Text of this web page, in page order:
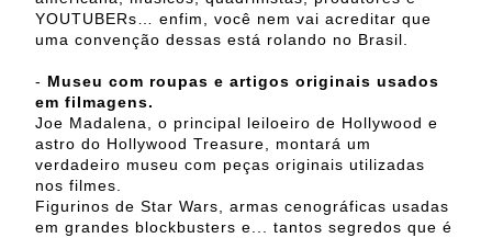
YOUTUBERs… enfim, você nem vai acreditar que
uma convenção dessas está rolando no Brasil.
- Museu com roupas e artigos originais usados
em filmagens.
Joe Madalena, o principal leiloeiro de Hollywood e
astro do Hollywood Treasure, montará um
verdadeiro museu com peças originais utilizadas
nos filmes.
Figurinos de Star Wars, armas cenográficas usadas
em grandes blockbusters e... tantos segredos que é